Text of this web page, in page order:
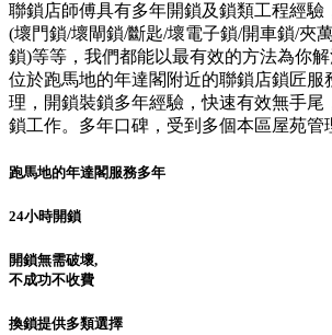
聯鎖店師傅具有多年開鎖及鎖類工程經驗
(壞門鎖/壞閘鎖/斷匙/壞電子鎖/開車鎖/夾
鎖)等等，我們都能以最有效的方法為你
位於跑馬地的年達閣附近的聯鎖店鎖匠服
理，開鎖裝鎖多年經驗，快速有效無手尾
鎖工作。多年口碑，受到多個本區屋苑管
跑馬地的年達閣服務多年
24小時開鎖
開鎖無需破壞,
不成功不收費
換鎖提供多類選擇